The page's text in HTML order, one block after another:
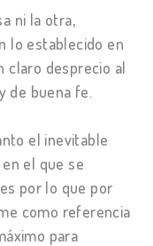
ni la otra,
lo establecido en
claro desprecio al
de buena fe.
el inevitable
el que se
por lo que por
como referencia
para